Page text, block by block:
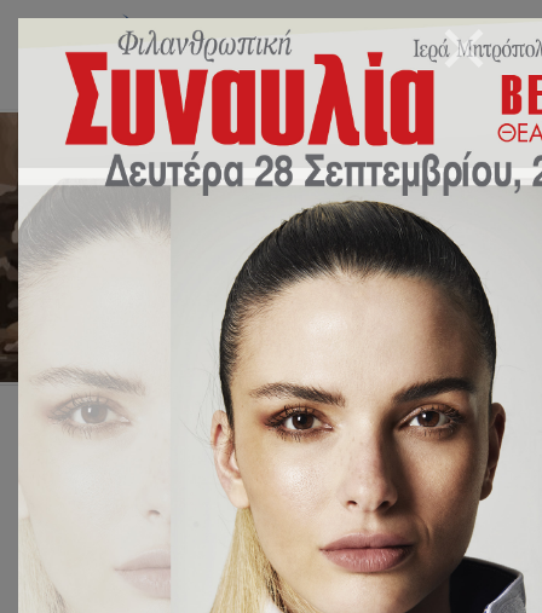
Monthly Archives: Μάρτιος
2024 Μάρτιος